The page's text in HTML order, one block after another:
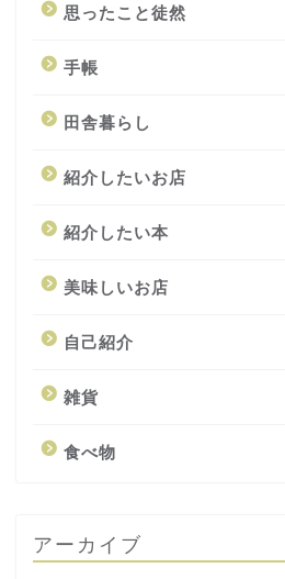
思ったこと徒然
手帳
田舎暮らし
紹介したいお店
紹介したい本
美味しいお店
自己紹介
雑貨
食べ物
アーカイブ